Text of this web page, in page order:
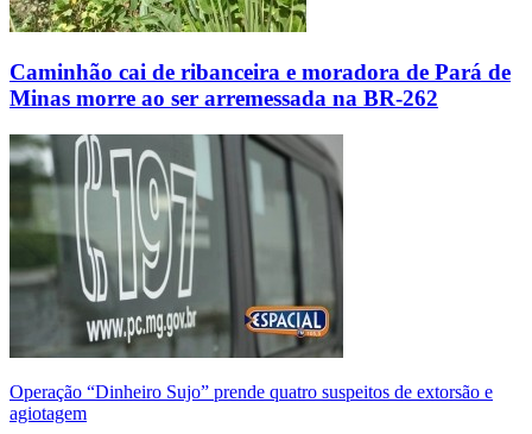
Caminhão cai de ribanceira e moradora de Pará de
Minas morre ao ser arremessada na BR-262
Operação “Dinheiro Sujo” prende quatro suspeitos de extorsão e
agiotagem